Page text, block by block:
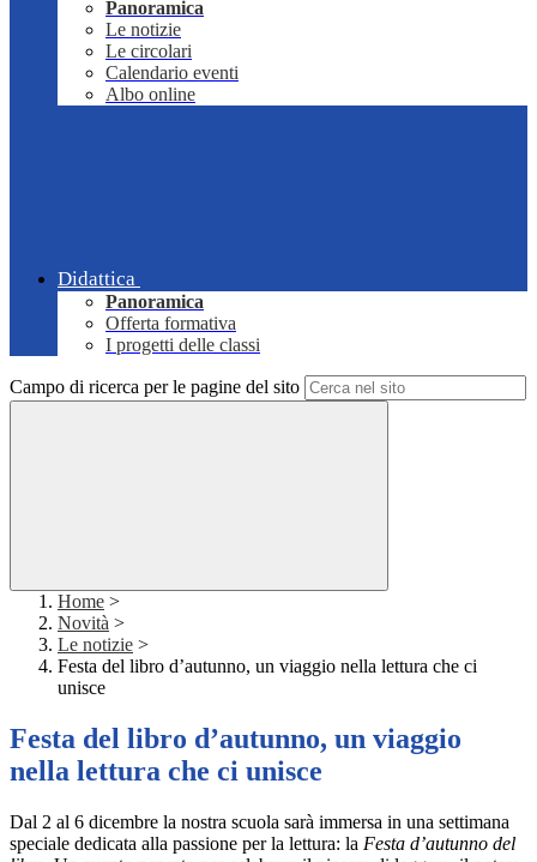
Panoramica
Le notizie
Le circolari
Calendario eventi
Albo online
Didattica
Panoramica
Offerta formativa
I progetti delle classi
Campo di ricerca per le pagine del sito
Home >
Novità >
Le notizie >
Festa del libro d’autunno, un viaggio nella lettura che ci
unisce
Festa del libro d’autunno, un viaggio
nella lettura che ci unisce
Dal 2 al 6 dicembre la nostra scuola sarà immersa in una settimana
speciale dedicata alla passione per la lettura: la Festa d’autunno del